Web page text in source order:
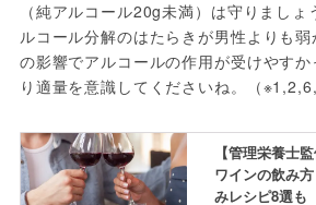
（純アルコール20g未満）は守りまし
ルコール分解のはたらきが男性よりも
の影響でアルコールの作用が受けやすか
り適量を意識してくださいね。（
【管理栄養士
ワインの飲み
みレシピ8選も